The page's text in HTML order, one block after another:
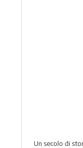
Un secolo di